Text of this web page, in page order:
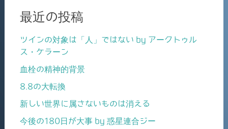
最近の投稿
ツインの対象は「人」ではない by アークトゥル
ス・ケラーン
血栓の精神的背景
8.8の大転換
新しい世界に属さないものは消える
今後の180日が大事 by 惑星連合ジー